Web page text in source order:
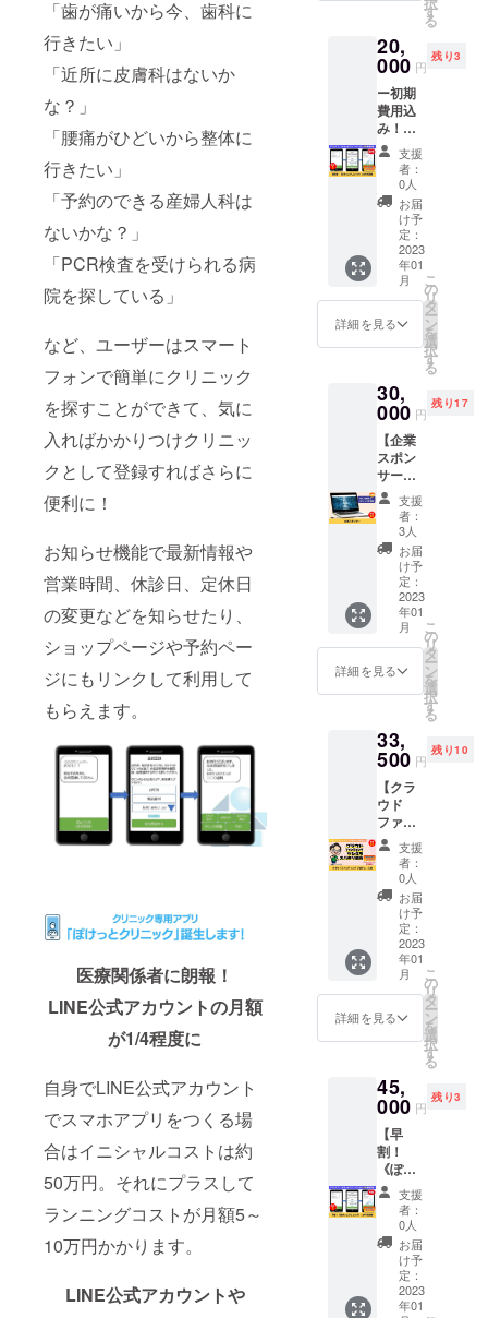
「歯が痛いから今、歯科に
行きたい」
「近所に皮膚科はないか
な？」
「腰痛がひどいから整体に
行きたい」
「予約のできる産婦人科は
ないかな？」
「PCR検査を受けられる病
院を探している」
など、ユーザーはスマート
フォンで簡単にクリニック
を探すことができて、気に
入ればかかりつけクリニッ
クとして登録すればさらに
便利に！
お知らせ機能で最新情報や
営業時間、休診日、定休日
の変更などを知らせたり、
ショップページや予約ペー
ジにもリンクして利用して
もらえます。
医療関係者に朗報！
LINE公式アカウントの月額
が1/4程度に
自身でLINE公式アカウント
でスマホアプリをつくる場
合はイニシャルコストは約
50万円。それにプラスして
ランニングコストが月額5～
10万円かかります。
LINE公式アカウントや
記入く
ださ
い。 ※
掲載期
間は
2023年
1月～12
月まで
の1年間
です。
HPはこ
ちら
www.pr
oduct-
think.co
.jp/
頂ける
す。 あ
なたの
企業の
内部シ
ステム
のお悩
みにつ
いてオ
ンライ
ンにて
個別に
相談い
たしま
す。 ■
詳細 ・
日程：
別途調
容：企
業の内
部シス
テムの
お悩み
につい
て個別
に相談
・zoom
にて開
催（動
作環
境：PC
／スマ
ホ） ※
詳細は
メール
ます。
※有効期
限は、
2023年
1月～12
月まで
の1年間
です。
す
る
20,
000 円
残り3
ー初期
費用込
み！ー
【超早
割！
《ぽ
けっと
クリ
ニッ
ク》１
か月利
用権】
スマホ
アプリ
《ぽ
けっと
ニッ
ク》を1
か月利
用いた
だける
権利で
す。 1
か月間
《ぽ
けっと
クリ
ニッ
ク》に
あなた
のクリ
ニック
やサロ
初期費
用（シ
ステム
設定費
など予
定通常
価格
50,000
円）を
超早割
として
利用料
に含ま
せてい
ただき
ます。
●予定通
ステム
設定費
など）
50,000
円＋月
額
25,000
円＝合
75,000
円 ↓ ●
超早割
初期費
支援
者：
0人
お届
け予
定：
2023
年01
月
詳細を見る
こ
の
リ
タ
ー
ン
を
選
択
す
る
30,
000 円
残り17
【企業
スポン
サー】
スマホ
アプリ
《ぽ
けっと
クリ
ニッ
ク》の
企業ス
ポン
サーに
なれる
権利で
す。 HP
たの会
社のお
名前と
HPリン
クを企
業スポ
ンサー
として
掲載い
たしま
す。 ※
掲載内
容は
メール
にて打
合せさ
せてい
ワーク
販売ま
たは企
業イ
メージ
が相違
する場
合等、
お断り
させて
いただ
く場合
があり
ます。
支援
者：
3人
お届
け予
定：
2023
年01
月
詳細を見る
こ
の
リ
タ
ー
ン
を
選
択
す
る
33,
500 円
残り10
【クラ
ウド
ファン
ディン
グ プロ
デュー
ス権】
スバキ
リ商店
のクラ
ウド
ファン
ディン
グのプ
ロ
デュー
けられ
る権利
です。
通常価
格
88,000
円のと
ころ、
特別価
格の
33,500
円と大
変お得
です！
支援
者：
0人
お届
け予
定：
2023
年01
月
詳細を見る
こ
の
リ
タ
ー
ン
を
選
択
す
る
45,
000 円
残り3
【早
割！
《ぽ
けっと
クリ
ニッ
ク》１
か月利
用権】
スマホ
アプリ
支援
者：
0人
お届
け予
定：
2023
年01